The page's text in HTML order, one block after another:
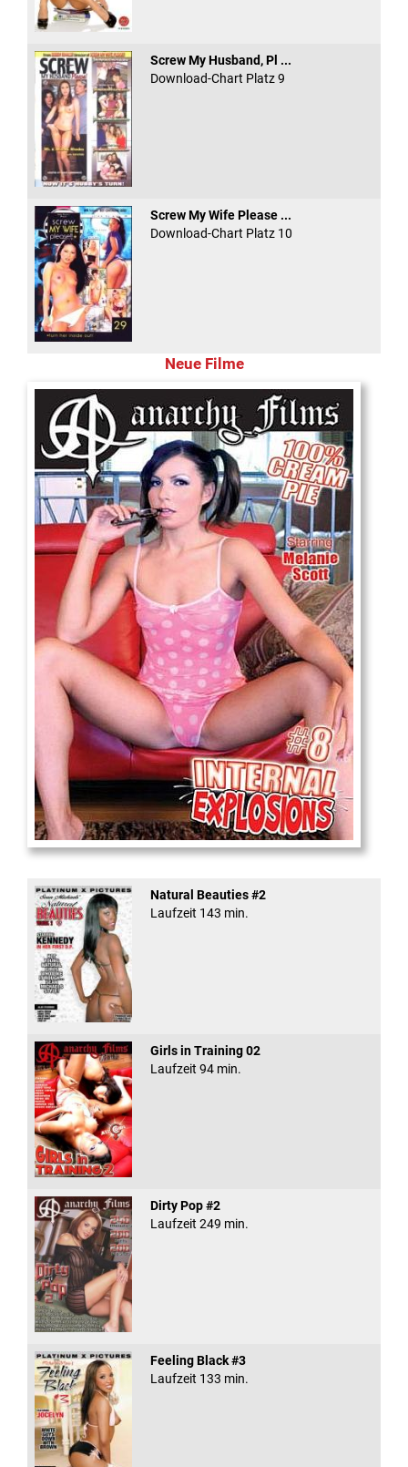
Screw My Husband, Pl ...
Download-Chart Platz 9
Screw My Wife Please ...
Download-Chart Platz 10
Neue Filme
Internal Explosionen
Natural Beauties #2
Laufzeit 143 min.
Girls in Training 02
Laufzeit 94 min.
Dirty Pop #2
Laufzeit 249 min.
Feeling Black #3
Laufzeit 133 min.